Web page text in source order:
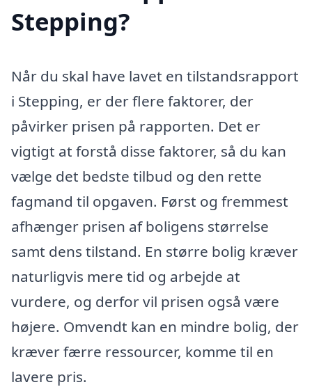
Stepping?
Når du skal have lavet en tilstandsrapport
i Stepping, er der flere faktorer, der
påvirker prisen på rapporten. Det er
vigtigt at forstå disse faktorer, så du kan
vælge det bedste tilbud og den rette
fagmand til opgaven. Først og fremmest
afhænger prisen af boligens størrelse
samt dens tilstand. En større bolig kræver
naturligvis mere tid og arbejde at
vurdere, og derfor vil prisen også være
højere. Omvendt kan en mindre bolig, der
kræver færre ressourcer, komme til en
lavere pris.